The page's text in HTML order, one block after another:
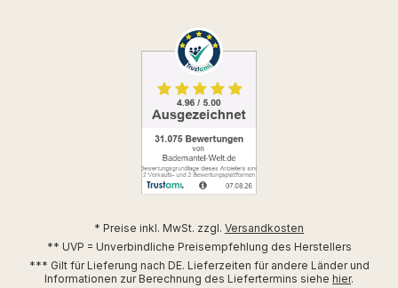
* Preise inkl. MwSt. zzgl. Versandkosten
** UVP = Unverbindliche Preisempfehlung des Herstellers
*** Gilt für Lieferung nach DE. Lieferzeiten für andere Länder und
Informationen zur Berechnung des Liefertermins siehe hier.